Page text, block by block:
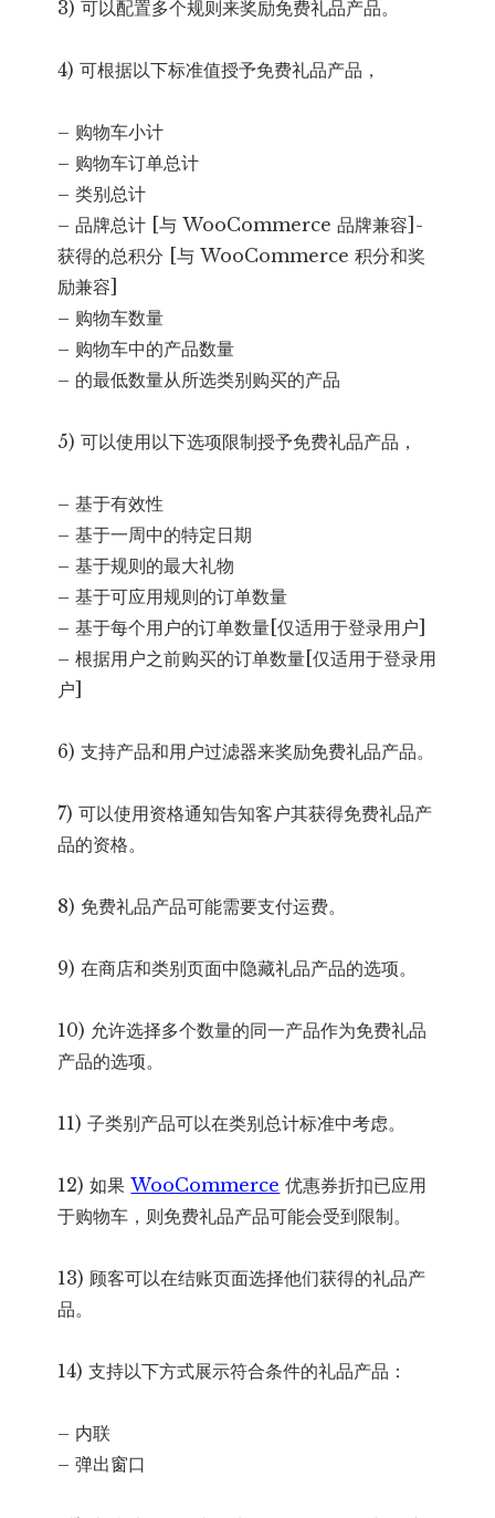
3) 可以配置多个规则来奖励免费礼品产品。
4) 可根据以下标准值授予免费礼品产品，
– 购物车小计
– 购物车订单总计
– 类别总计
– 品牌总计 [与 WooCommerce 品牌兼容]-
获得的总积分 [与 WooCommerce 积分和奖
励兼容]
– 购物车数量
– 购物车中的产品数量
– 的最低数量从所选类别购买的产品
5) 可以使用以下选项限制授予免费礼品产品，
– 基于有效性
– 基于一周中的特定日期
– 基于规则的最大礼物
– 基于可应用规则的订单数量
– 基于每个用户的订单数量[仅适用于登录用户]
– 根据用户之前购买的订单数量[仅适用于登录用
户]
6) 支持产品和用户过滤器来奖励免费礼品产品。
7) 可以使用资格通知告知客户其获得免费礼品产
品的资格。
8) 免费礼品产品可能需要支付运费。
9) 在商店和类别页面中隐藏礼品产品的选项。
10) 允许选择多个数量的同一产品作为免费礼品
产品的选项。
11) 子类别产品可以在类别总计标准中考虑。
12) 如果WooCommerce 优惠券折扣已应用
于购物车，则免费礼品产品可能会受到限制。
13) 顾客可以在结账页面选择他们获得的礼品产
品。
14) 支持以下方式展示符合条件的礼品产品：
– 内联
– 弹出窗口